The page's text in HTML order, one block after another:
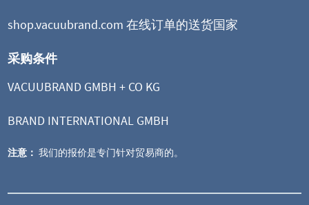
shop.vacuubrand.com 在线订单的送货国家
采购条件
VACUUBRAND GMBH + CO KG
BRAND INTERNATIONAL GMBH
注意： 我们的报价是专门针对贸易商的。